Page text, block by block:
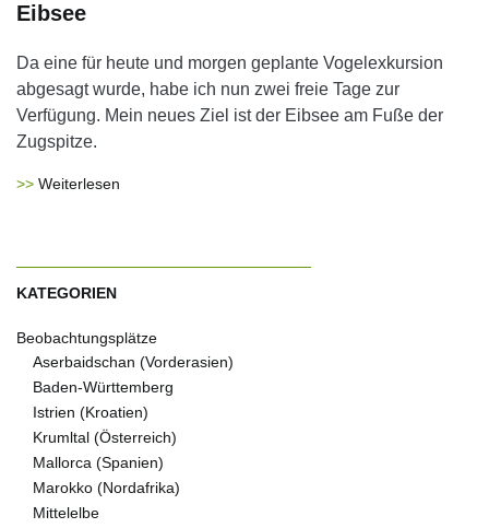
Eibsee
Da eine für heute und morgen geplante Vogelexkursion
abgesagt wurde, habe ich nun zwei freie Tage zur
Verfügung. Mein neues Ziel ist der Eibsee am Fuße der
Zugspitze.
Weiterlesen
KATEGORIEN
Beobachtungsplätze
Aserbaidschan (Vorderasien)
Baden-Württemberg
Istrien (Kroatien)
Krumltal (Österreich)
Mallorca (Spanien)
Marokko (Nordafrika)
Mittelelbe